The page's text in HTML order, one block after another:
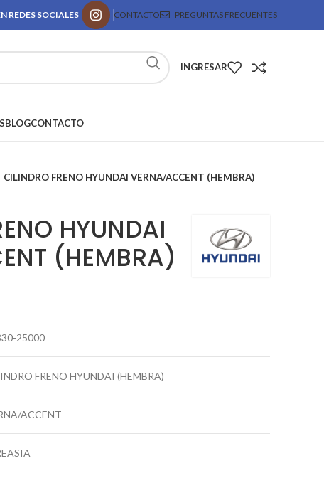
REDES SOCIALES CONTACTO PREGUNTAS FRECUENTES
INGRESAR
BLOGCONTACTO
CILINDRO FRENO HYUNDAI VERNA/ACCENT (HEMBRA)
HYUNDAI
(HEMBRA)
25000
FRENO HYUNDAI (HEMBRA)
ACCENT